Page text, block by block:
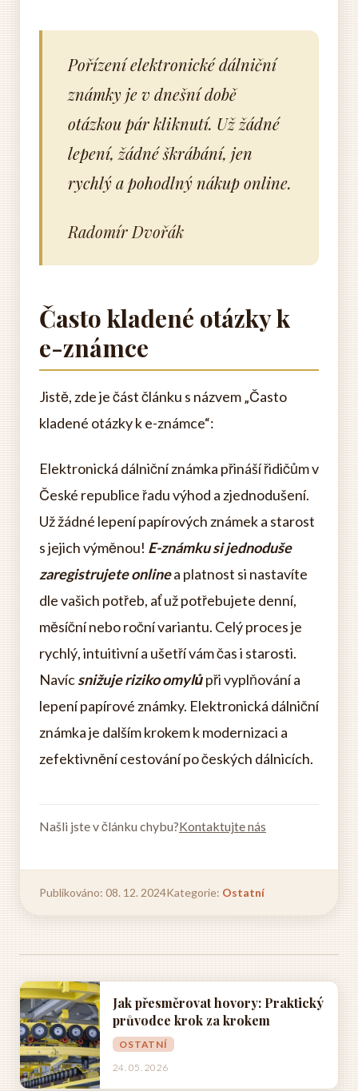
Pořízení elektronické dálniční
známky je v dnešní době
otázkou pár kliknutí. Už žádné
lepení, žádné škrábání, jen
rychlý a pohodlný nákup online.
Radomír Dvořák
Často kladené otázky k
e-známce
Jistě, zde je část článku s názvem „Často
kladené otázky k e-známce“:
Elektronická dálniční známka přináší řidičům v
České republice řadu výhod a zjednodušení.
Už žádné lepení papírových známek a starost
s jejich výměnou! E-známku si jednoduše
zaregistrujete onlinea platnost si nastavíte
dle vašich potřeb, ať už potřebujete denní,
měsíční nebo roční variantu. Celý proces je
rychlý, intuitivní a ušetří vám čas i starosti.
Navícsnižuje riziko omylůpři vyplňování a
lepení papírové známky. Elektronická dálniční
známka je dalším krokem k modernizaci a
zefektivnění cestování po českých dálnicích.
Našli jste v článku chybu?Kontaktujte nás
Publikováno: 08. 12. 2024Kategorie: Ostatní
Jak přesměrovat hovory: Praktický
průvodce krok za krokem
OSTATNÍ
24. 05. 2026